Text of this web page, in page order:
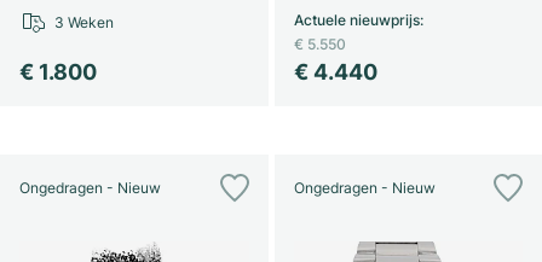
€ 1.800
3 Weken
€ 4.440
Actuele nieuwprijs:
€ 5.550
Ongedragen - Nieuw Ongedragen - Nieuw